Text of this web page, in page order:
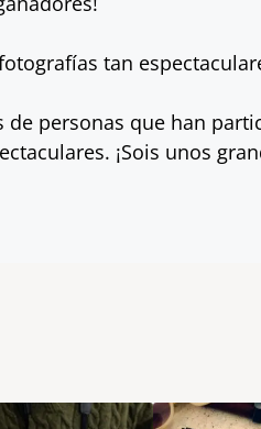
tan
personas que han
¡Sois unos